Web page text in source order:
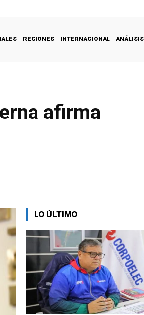
REGIONES INTERNACIONAL ANÁLISIS
afirma
LO ÚLTIMO